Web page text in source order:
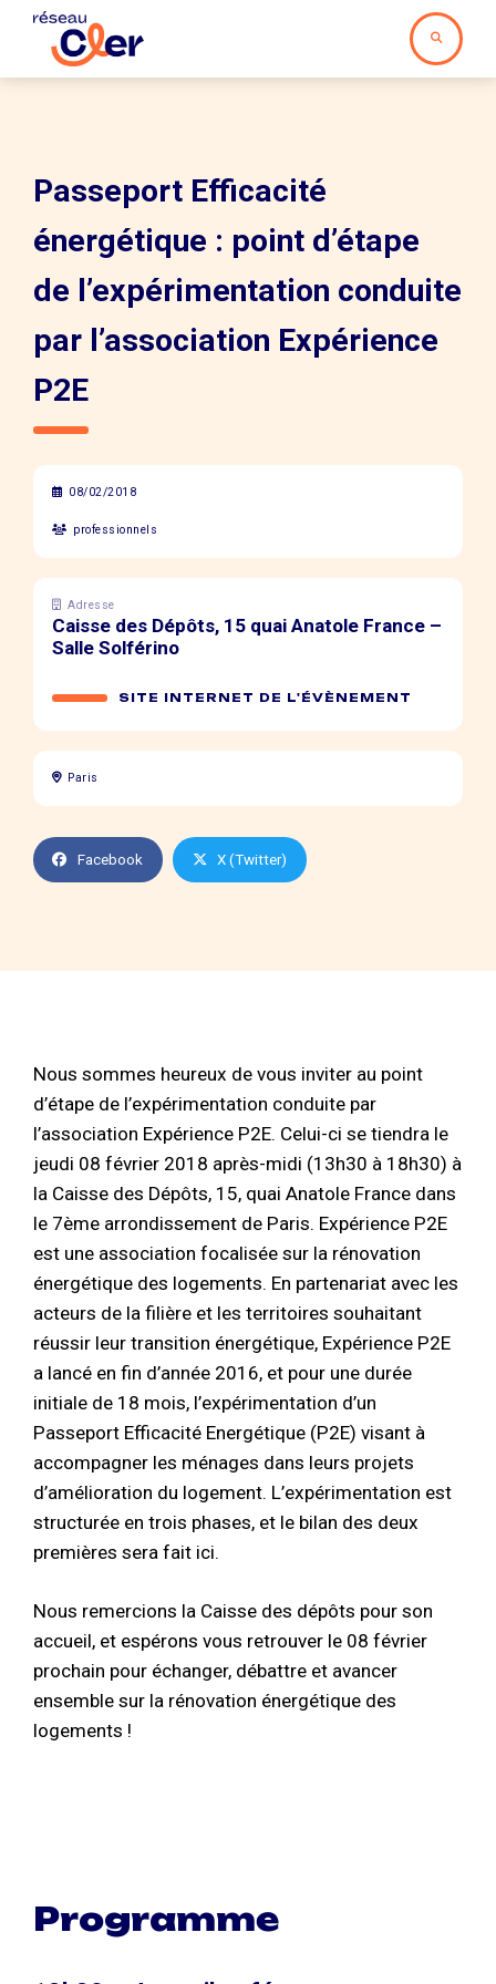
Passeport Efficacité
énergétique : point d’étape
de l’expérimentation conduite
par l’association Expérience
P2E
08/02/2018
professionnels
Adresse
Caisse des Dépôts, 15 quai Anatole France –
Salle Solférino
SITE INTERNET DE L'ÉVÈNEMENT
Paris
Facebook X (Twitter)
Nous sommes heureux de vous inviter au point
d’étape de l’expérimentation conduite par
l’association Expérience P2E. Celui-ci se tiendra le
jeudi 08 février 2018 après-midi (13h30 à 18h30) à
la Caisse des Dépôts, 15, quai Anatole France dans
le 7ème arrondissement de Paris. Expérience P2E
est une association focalisée sur la rénovation
énergétique des logements. En partenariat avec les
acteurs de la filière et les territoires souhaitant
réussir leur transition énergétique, Expérience P2E
a lancé en fin d’année 2016, et pour une durée
initiale de 18 mois, l’expérimentation d’un
Passeport Efficacité Energétique (P2E) visant à
accompagner les ménages dans leurs projets
d’amélioration du logement. L’expérimentation est
structurée en trois phases, et le bilan des deux
premières sera fait ici.
Nous remercions la Caisse des dépôts pour son
accueil, et espérons vous retrouver le 08 février
prochain pour échanger, débattre et avancer
ensemble sur la rénovation énergétique des
logements !
Programme